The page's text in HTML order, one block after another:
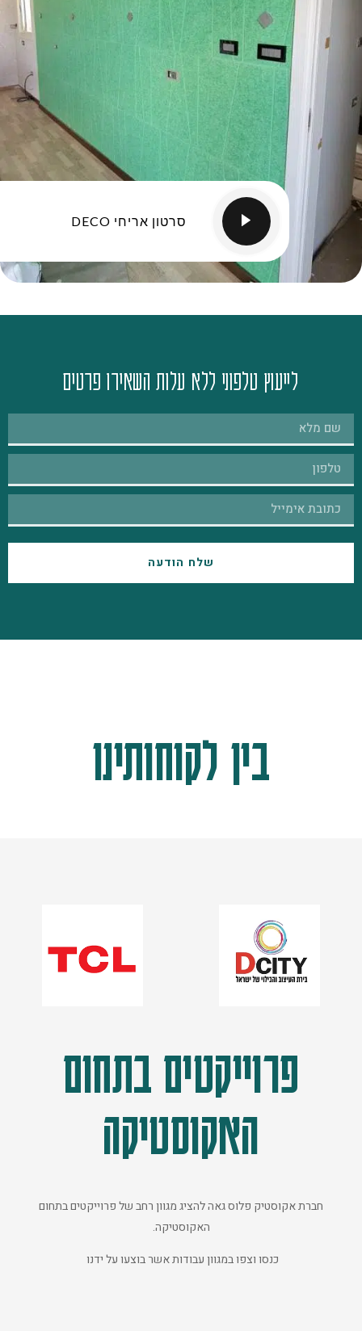
סרטון אריחי DECO
לייעוץ טלפוני ללא עלות השאירו פרטים
שלח הודעה
בין לקוחותינו
פרוייקטים בתחום
האקוסטיקה
חברת אקוסטיק פלוס גאה להציג מגוון רחב של פרוייקטים בתחום
האקוסטיקה.
כנסו וצפו במגוון עבודות אשר בוצעו על ידנו